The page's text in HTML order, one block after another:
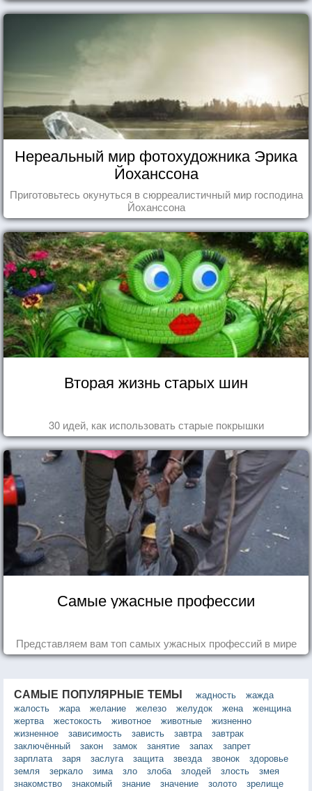
Нереальный мир фотохудожника Эрика
Йоханссона
Приготовьтесь окунуться в сюрреалистичный мир господина
Йоханссона
Вторая жизнь старых шин
30 идей, как использовать старые покрышки
Самые ужасные профессии
Представляем вам топ самых ужасных профессий в мире
САМЫЕ ПОПУЛЯРНЫЕ ТЕМЫ жадность
жажда
жалость
жара желание железо желудок жена
женщина
жертва
жестокость животное животные
жизненно
жизненное
зависимость зависть завтра
завтрак
заключённый
закон замок занятие запах
запрет
зарплата
заря заслуга защита звезда звонок
здоровье
земля
зеркало зима зло злоба злодей злость
змея
знакомство
знакомый знание значение золото
зрелище